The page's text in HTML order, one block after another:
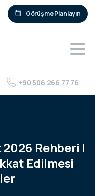
Görüşme Planlayın
+90 506 266 77 76
2026 Rehberi |
Edilmesi